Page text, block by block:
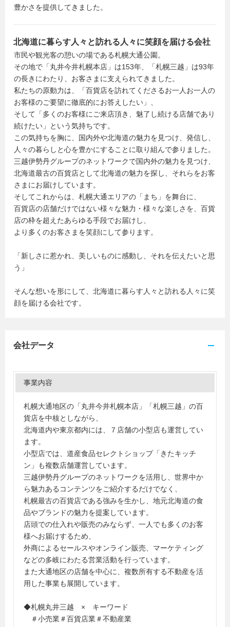
豊かさを提供してきました。
北海道に暮らす人々と訪れる人々に笑顔を届ける会社
市民や観光客の憩いの場である札幌大通公園。
その地で「丸井今井札幌本店」は153年、「札幌三越」は93年
の長きにわたり、お客さまに支えられてきました。
私たちの原動力は、「百貨店を訪れてくださるお一人お一人の
お客様のご要望に徹底的にお答えしたい」、
そして「多くのお客様にご来店頂き、魅了し続ける店舗であり
続けたい」という気持ちです。
この気持ちを胸に、国内外や北海道の魅力を見つけ、発信し、
人々の暮らしと心を豊かにすることに取り組んで参りました。
三越伊勢丹グループのネットワークで国内外の魅力を見つけ、
北海道最古の百貨店として北海道の魅力を探し、それらをお客
さまにお届けしています。
そしてこれからは、札幌大通エリアの「まち」を舞台に、
百貨店の店舗だけではない様々な魅力・様々な楽しさを、百貨
店の枠を超えたあらゆる手段でお届けし、
より多くのお客さまを笑顔にして参ります。
「新しさに惹かれ、美しいものに感動し、それを伝えたいと思
う」
そんな想いを形にして、北海道に暮らす人々と訪れる人々に笑
顔を届ける会社です。
会社データ
事業内容
札幌大通地区の「丸井今井札幌本店」「札幌三越」の百
貨店を中核としながら、
北海道内や東京都内には、７店舗の小型店も運営してい
ます。
小型店では、道産食品セレクトショップ「きたキッチ
ン」も複数店舗運営しています。
三越伊勢丹グループのネットワークを活用し、世界中か
ら魅力あるコンテンツをご紹介するだけでなく、
札幌最古の百貨店である強みを生かし、地元北海道の食
品やブランドの魅力を提案しています。
店頭での仕入れや販売のみならず、一人でも多くのお客
様へお届けするため、
外商によるセールスやオンライン販売、マーケティング
などの多岐にわたる営業活動を行っています。
また大通地区の店舗を中心に、複数所有する不動産を活
用した事業も展開しています。
◆札幌丸井三越 × キーワード
＃小売業＃百貨店業＃不動産業